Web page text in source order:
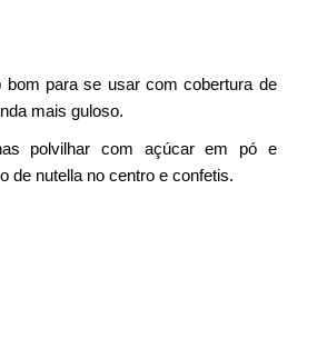
bom para se usar com cobertura de
mais guloso.
polvilhar com açúcar em pó e
de nutella no centro e confetis.